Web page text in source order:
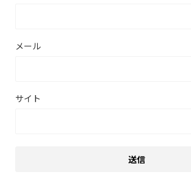
メール
サイト